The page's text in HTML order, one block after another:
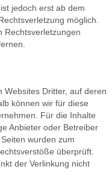
jedoch erst ab dem
möglich.
Rechtsverletzungen
Websites Dritter, auf deren
können wir für diese
Für die Inhalte
Anbieter oder Betreiber
wurden zum
überprüft.
der Verlinkung nicht